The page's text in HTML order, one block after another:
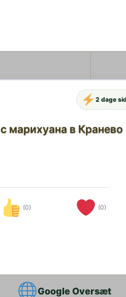
марихуана в Кранево
(0) (0)
2 dage
Google Oversæt